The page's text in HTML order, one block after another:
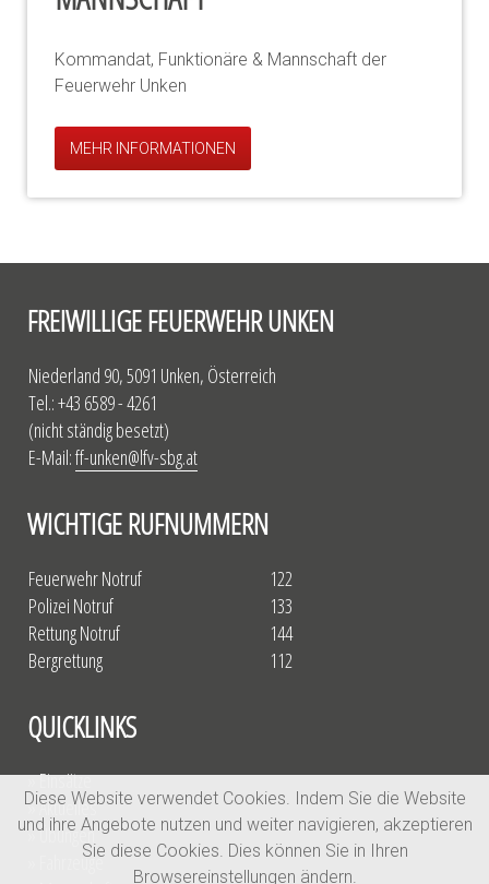
Kommandat, Funktionäre & Mannschaft der
Feuerwehr Unken
MEHR INFORMATIONEN
FREIWILLIGE FEUERWEHR UNKEN
Niederland 90, 5091 Unken, Österreich
Tel.: +43 6589 - 4261
(nicht ständig besetzt)
E-Mail:ff-unken@lfv-sbg.at
WICHTIGE RUFNUMMERN
Feuerwehr Notruf
Polizei Notruf
Rettung Notruf
Bergrettung
122
133
144
112
QUICKLINKS
» Einsätze
» Aktuelles
» Übungen
» Fahrzeuge
Diese Website verwendet Cookies. Indem Sie die Website
und ihre Angebote nutzen und weiter navigieren, akzeptieren
Sie diese Cookies. Dies können Sie in Ihren
Browsereinstellungen ändern.